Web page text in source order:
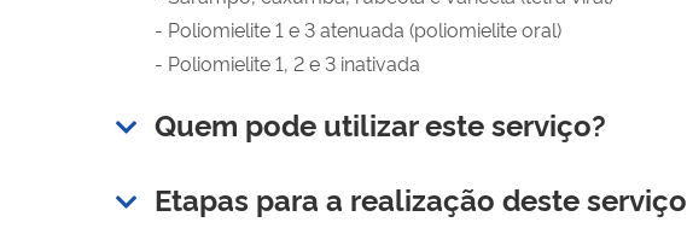
- Poliomielite 1 e 3 atenuada (poliomielite oral)
- Poliomielite 1, 2 e 3 inativada
Quem pode utilizar este serviço?
Etapas para a realização deste serviço